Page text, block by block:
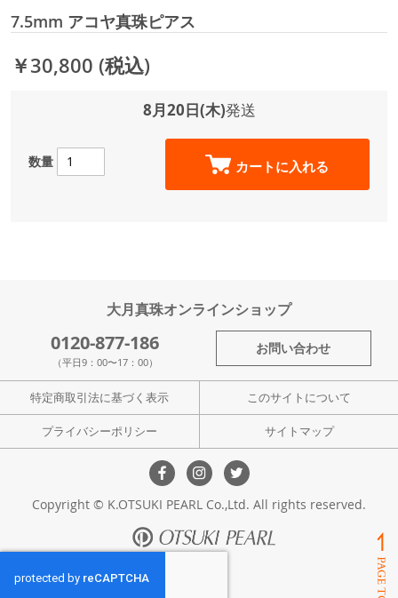
7.5mm アコヤ真珠ピアス
￥30,800 (税込)
8月20日(木)発送
数量 カートに入れる
大月真珠オンラインショップ
0120-877-186
（平日9：00〜17：00）
お問い合わせ
特定商取引法に基づく表示 このサイトについて
プライバシーポリシー サイトマップ
Copyright © K.OTSUKI PEARL Co.,Ltd. All rights reserved.